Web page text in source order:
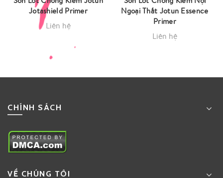
Jotashield Primer
Liên hệ
Ngoại Thất Jotun Essence
Primer
Liên hệ
CHÍNH SÁCH
VỀ CHÚNG TÔI